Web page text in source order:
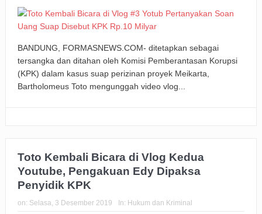
BANDUNG, FORMASNEWS.COM- ditetapkan sebagai
tersangka dan ditahan oleh Komisi Pemberantasan Korupsi
(KPK) dalam kasus suap perizinan proyek Meikarta,
Bartholomeus Toto mengunggah video vlog...
Toto Kembali Bicara di Vlog Kedua
Youtube, Pengakuan Edy Dipaksa
Penyidik KPK
on: Selasa, 3 Desember 2019 In: Hukum dan Kriminal